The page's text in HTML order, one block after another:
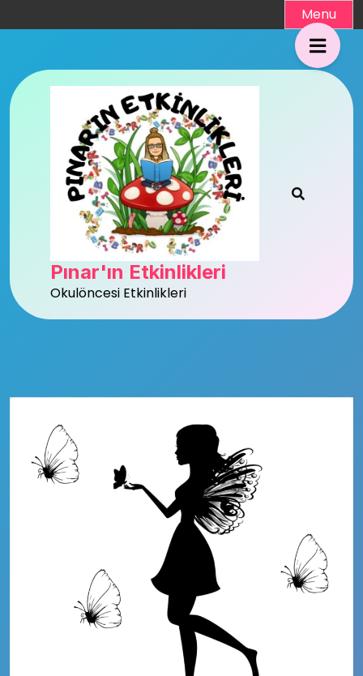
to
Menu
Pınar'ın Etkinlikleri
Okulöncesi Etkinlikleri